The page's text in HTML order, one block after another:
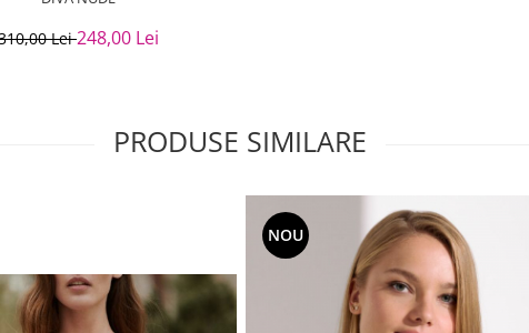
Lei248,00 Lei
PRODUSE SIMILARE
NOU